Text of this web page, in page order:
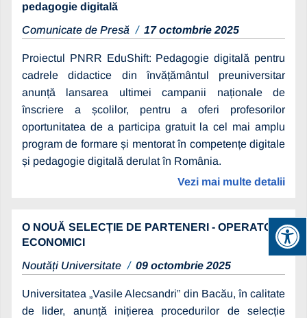
pedagogie digitală
Comunicate de Presă
17 octombrie 2025
Proiectul PNRR EduShift: Pedagogie digitală pentru
cadrele didactice din învățământul preuniversitar
anunță lansarea ultimei campanii naționale de
înscriere a școlilor, pentru a oferi profesorilor
oportunitatea de a participa gratuit la cel mai amplu
program de formare și mentorat în competențe digitale
și pedagogie digitală derulat în România.
Vezi mai multe detalii
O NOUĂ SELECȚIE DE PARTENERI - OPERATORI
ECONOMICI
Noutăți Universitate
09 octombrie 2025
Universitatea „Vasile Alecsandri” din Bacău, în calitate
de lider, anunță inițierea procedurilor de selecție